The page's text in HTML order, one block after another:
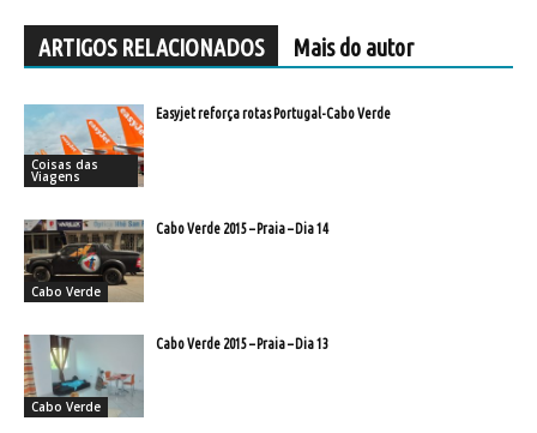
ARTIGOS RELACIONADOS Mais do autor
Coisas das
Viagens
Easyjet reforça rotas Portugal-Cabo Verde
Cabo Verde
Cabo Verde 2015 – Praia – Dia 14
Cabo Verde
Cabo Verde 2015 – Praia – Dia 13